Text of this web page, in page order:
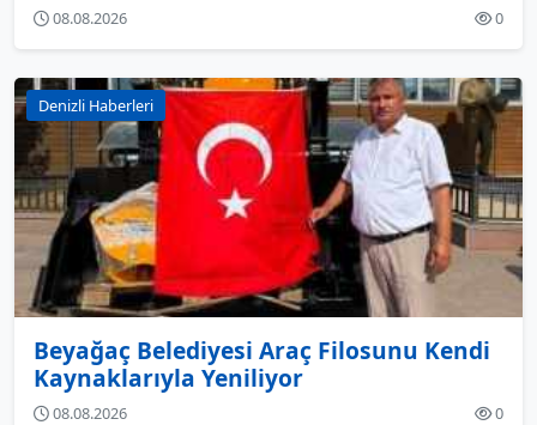
08.08.2026 0
Denizli Haberleri
Beyağaç Belediyesi Araç Filosunu Kendi
Kaynaklarıyla Yeniliyor
08.08.2026 0